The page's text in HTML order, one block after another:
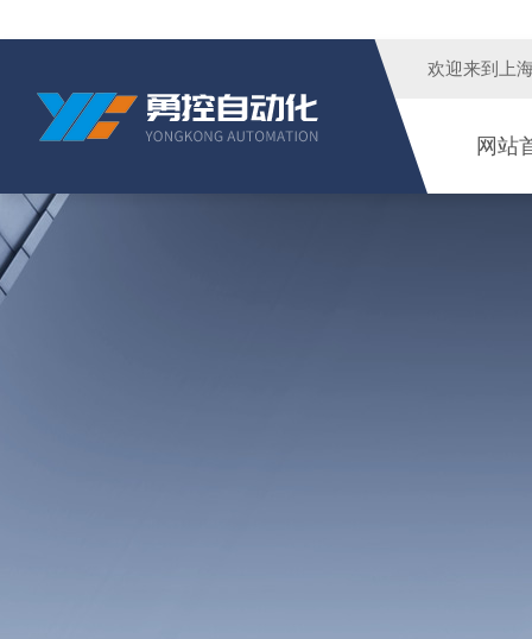
欢迎来到 上
网站